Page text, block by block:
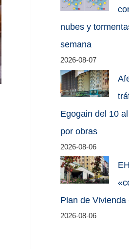
nubes y
semana
2026-08-07
Egogain del 10
por obras
2026-08-06
Plan de Vivienda
2026-08-06